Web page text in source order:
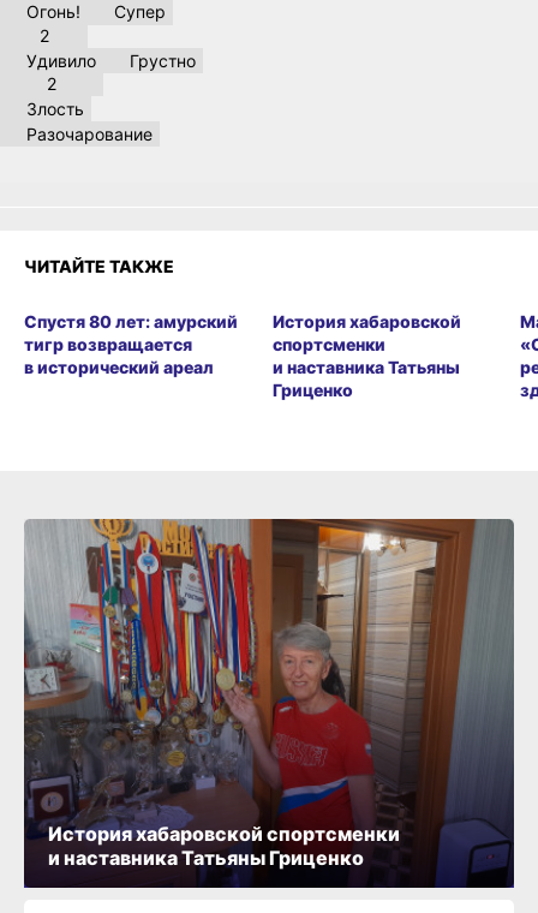
Огонь!
2
Супер
Удивило
2
Грустно
Злость
Разочарование
ЧИТАЙТЕ ТАКЖЕ
Спустя 80 лет: амурский
тигр возвращается
в исторический ареал
История хабаровской
спортсменки
и наставника Татьяны
Гриценко
История хабаровской спортсменки
и наставника Татьяны Гриценко